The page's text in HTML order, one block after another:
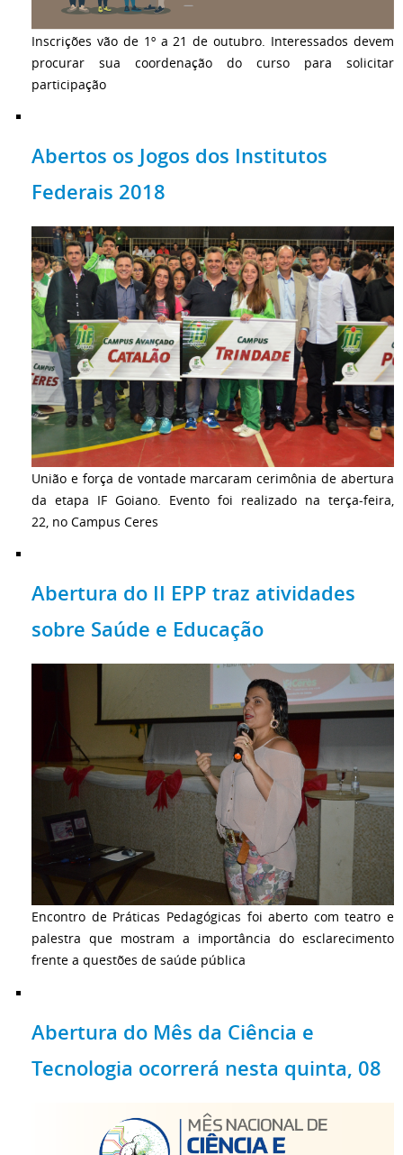
Inscrições vão de 1º a 21 de outubro. Interessados devem
procurar sua coordenação do curso para solicitar
participação
Abertos os Jogos dos Institutos
Federais 2018
União e força de vontade marcaram cerimônia de abertura
da etapa IF Goiano. Evento foi realizado na terça-feira,
22, no Campus Ceres
Abertura do II EPP traz atividades
sobre Saúde e Educação
Encontro de Práticas Pedagógicas foi aberto com teatro e
palestra que mostram a importância do esclarecimento
frente a questões de saúde pública
Abertura do Mês da Ciência e
Tecnologia ocorrerá nesta quinta, 08